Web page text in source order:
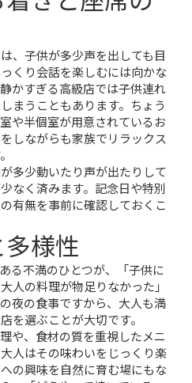
、子供が多少声を出しても目
くり会話を楽しむには向かな
かすぎる高級店では子供連れ
まうこともあります。ちょう
や半個室が用意されているお
しながらも家族でリラックス
多少動いたり声が出たりして
なく済みます。記念日や特別
有無を事前に確認しておくこ
様性
る不満のひとつが、「子供に
人の料理が物足りなかった」
夜の食事ですから、大人も満
を選ぶことが大切です。
や、食材の質を重視したメニ
人はその味わいをじっくり楽
の興味を自然に育む場にもな